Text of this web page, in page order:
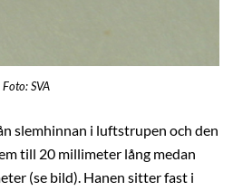
SVA
slemhinnan i luftstrupen och den
till 20 millimeter lång medan
(se bild). Hanen sitter fast i